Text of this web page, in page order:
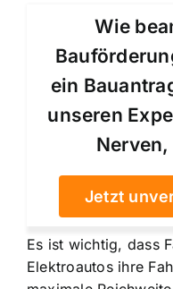
Wie
ein
unseren
Jetzt
Es ist wichtig, dass
Elektroautos ihre